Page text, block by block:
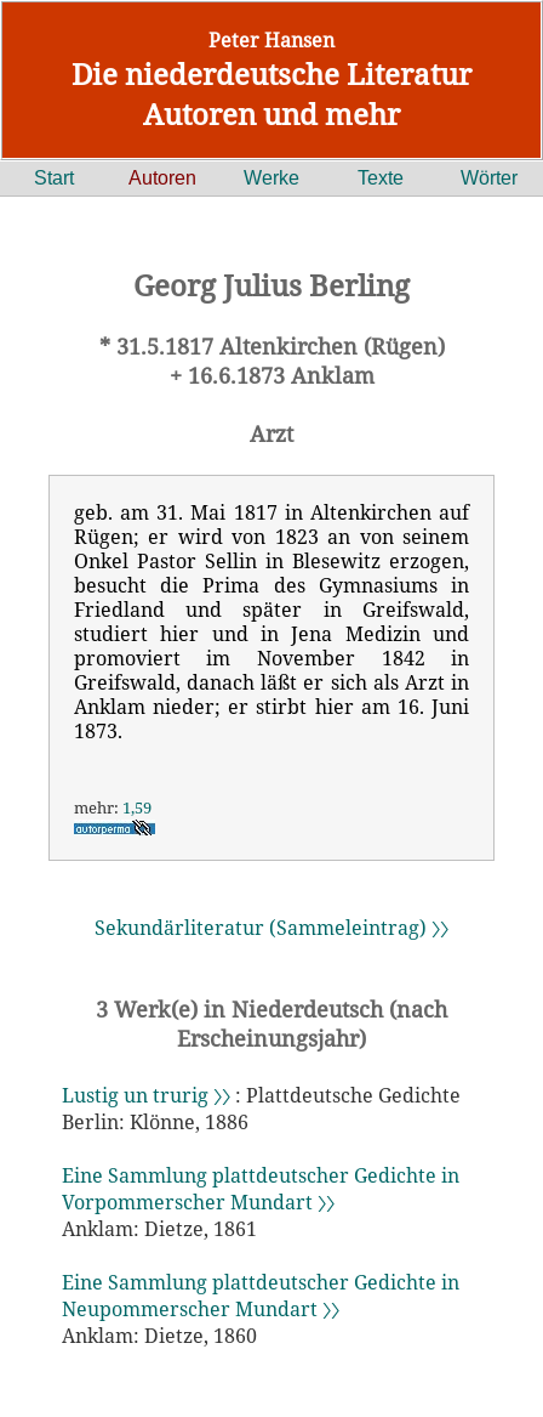
Peter Hansen
Die niederdeutsche Literatur
Autoren und mehr
Start Autoren Werke Texte Wörter
Georg Julius Berling
* 31.5.1817 Altenkirchen (Rügen)
+ 16.6.1873 Anklam
Arzt
geb. am 31. Mai 1817 in Altenkirchen auf
Rügen; er wird von 1823 an von seinem
Onkel Pastor Sellin in Blesewitz erzogen,
besucht die Prima des Gymnasiums in
Friedland und später in Greifswald,
studiert hier und in Jena Medizin und
promoviert im November 1842 in
Greifswald, danach läßt er sich als Arzt in
Anklam nieder; er stirbt hier am 16. Juni
1873.
mehr: 1,59
Sekundärliteratur (Sammeleintrag) 〉〉
3 Werk(e) in Niederdeutsch (nach
Erscheinungsjahr)
Lustig un trurig 〉〉: Plattdeutsche Gedichte
Berlin: Klönne, 1886
Eine Sammlung plattdeutscher Gedichte in
Vorpommerscher Mundart 〉〉
Anklam: Dietze, 1861
Eine Sammlung plattdeutscher Gedichte in
Neupommerscher Mundart 〉〉
Anklam: Dietze, 1860